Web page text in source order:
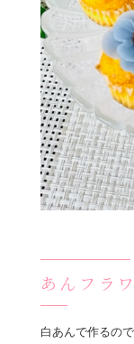
あんフラ
白あんで作るの